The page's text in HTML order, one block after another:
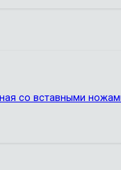
со вставными